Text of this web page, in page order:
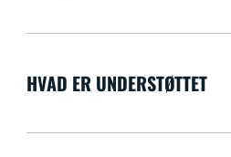
HVAD ER UNDERSTØTTET